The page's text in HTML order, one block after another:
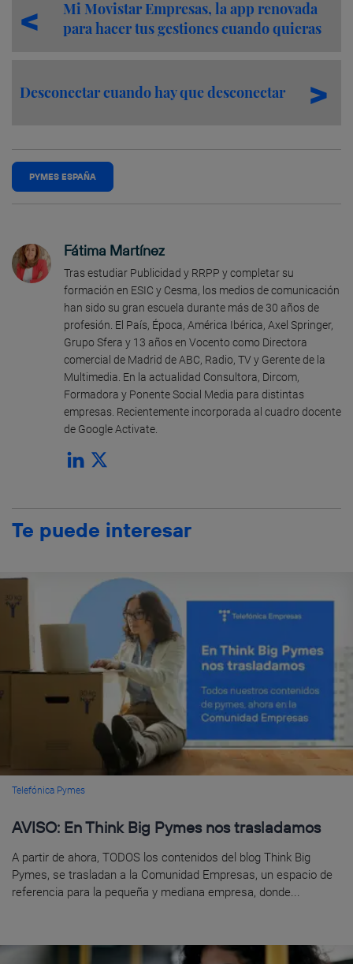
Mi Movistar Empresas, la app renovada
para hacer tus gestiones cuando quieras
Desconectar cuando hay que desconectar
PYMES ESPAÑA
Fátima Martínez
Tras estudiar Publicidad y RRPP y completar su
formación en ESIC y Cesma, los medios de comunicación
han sido su gran escuela durante más de 30 años de
profesión. El País, Época, América Ibérica, Axel Springer,
Grupo Sfera y 13 años en Vocento como Directora
comercial de Madrid de ABC, Radio, TV y Gerente de la
Multimedia. En la actualidad Consultora, Dircom,
Formadora y Ponente Social Media para distintas
empresas. Recientemente incorporada al cuadro docente
de Google Activate.
Te puede interesar
Telefónica Pymes
AVISO: En Think Big Pymes nos trasladamos
A partir de ahora, TODOS los contenidos del blog Think Big
Pymes, se trasladan a la Comunidad Empresas, un espacio de
referencia para la pequeña y mediana empresa, donde...